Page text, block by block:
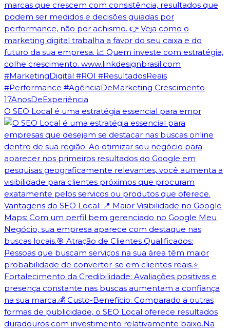
O SEO Local é uma estratégia essencial para empr